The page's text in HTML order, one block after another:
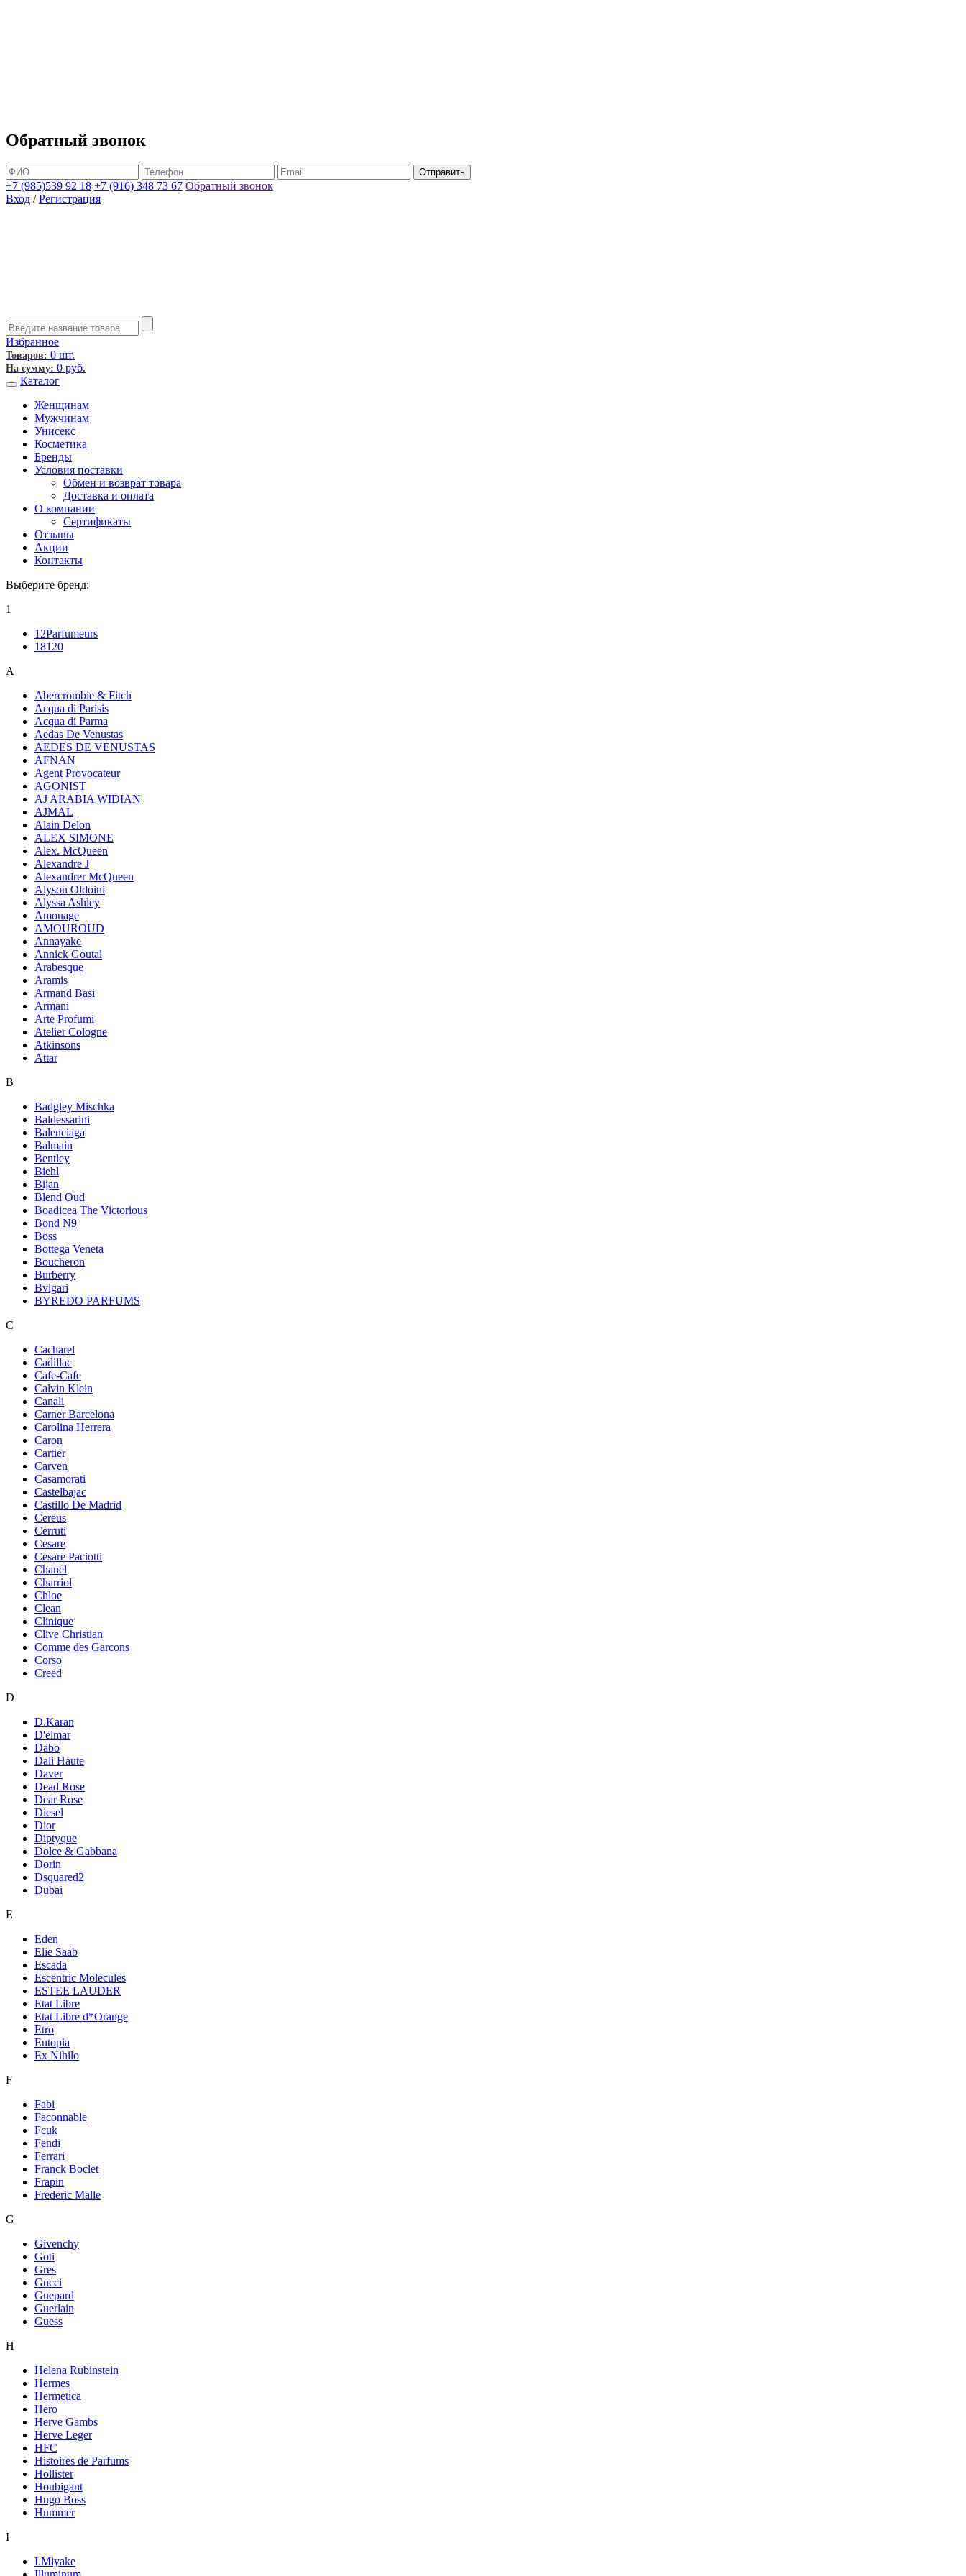
Обратный звонок
+7 (985)539 92 18 +7 (916) 348 73 67 Обратный звонок
Вход / Регистрация
Избранное
Товаров: 0 шт.
На сумму: 0 руб.
Каталог
Женщинам
Мужчинам
Унисекс
Косметика
Бренды
Условия поставки
Обмен и возврат товара
Доставка и оплата
О компании
Сертификаты
Отзывы
Акции
Контакты
Выберите бренд:
1
12Parfumeurs
18120
A
Abercrombie & Fitch
Acqua di Parisis
Acqua di Parma
Aedas De Venustas
AEDES DE VENUSTAS
AFNAN
Agent Provocateur
AGONIST
AJ ARABIA WIDIAN
AJMAL
Alain Delon
ALEX SIMONE
Alex. McQueen
Alexandre J
Alexandrer McQueen
Alyson Oldoini
Alyssa Ashley
Amouage
AMOUROUD
Annayake
Annick Goutal
Arabesque
Aramis
Armand Basi
Armani
Arte Profumi
Atelier Cologne
Atkinsons
Attar
B
Badgley Mischka
Baldessarini
Balenciaga
Balmain
Bentley
Biehl
Bijan
Blend Oud
Boadicea The Victorious
Bond N9
Boss
Bottega Veneta
Boucheron
Burberry
Bvlgari
BYREDO PARFUMS
C
Cacharel
Cadillac
Cafe-Cafe
Calvin Klein
Canali
Carner Barcelona
Carolina Herrera
Caron
Cartier
Carven
Casamorati
Castelbajac
Castillo De Madrid
Cereus
Cerruti
Cesare
Cesare Paciotti
Chanel
Charriol
Chloe
Clean
Clinique
Clive Christian
Comme des Garcons
Corso
Creed
D
D.Karan
D'elmar
Dabo
Dali Haute
Daver
Dead Rose
Dear Rose
Diesel
Dior
Diptyque
Dolce & Gabbana
Dorin
Dsquared2
Dubai
E
Eden
Elie Saab
Escada
Escentric Molecules
ESTEE LAUDER
Etat Libre
Etat Libre d*Orange
Etro
Eutopia
Ex Nihilo
F
Fabi
Faconnable
Fcuk
Fendi
Ferrari
Franck Boclet
Frapin
Frederic Malle
G
Givenchy
Goti
Gres
Gucci
Guepard
Guerlain
Guess
H
Helena Rubinstein
Hermes
Hermetica
Hero
Herve Gambs
Herve Leger
HFC
Histoires de Parfums
Hollister
Houbigant
Hugo Boss
Hummer
I
I.Miyake